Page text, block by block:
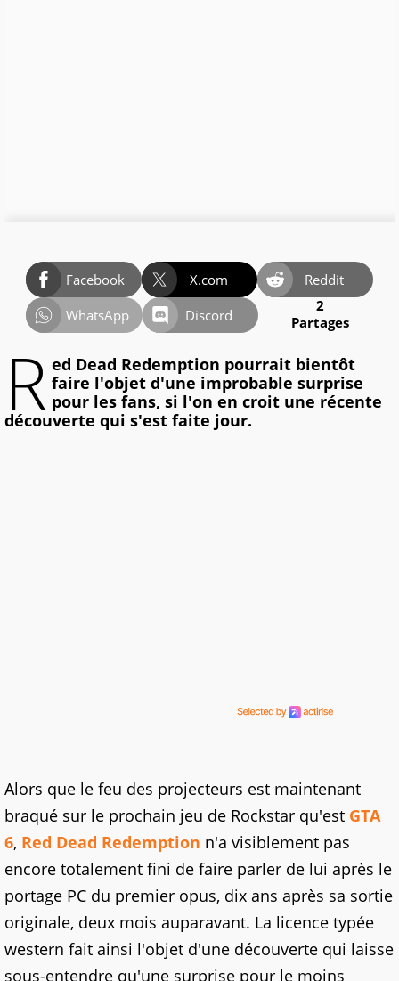
Facebook X.com
Reddit
WhatsApp
Discord
2
Partages
R ed Dead Redemption pourrait bientôt
faire l'objet d'une improbable surprise
pour les fans, si l'on en croit une récente
découverte qui s'est faite jour.
Alors que le feu des projecteurs est maintenant
braqué sur le prochain jeu de Rockstar qu'est GTA
6, Red Dead Redemption n'a visiblement pas
encore totalement fini de faire parler de lui après le
portage PC du premier opus, dix ans après sa sortie
originale, deux mois auparavant. La licence typée
western fait ainsi l'objet d'une découverte qui laisse
sous-entendre qu'une surprise pour le moins